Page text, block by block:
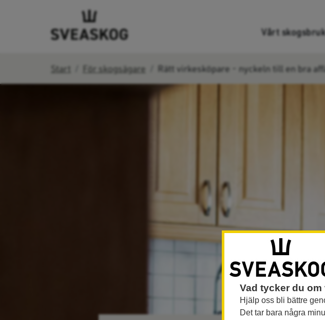
Vårt skogsbruk
Start För skogsägare Rätt virkesköpare - nyckeln till en bra
Vad tycker du
Hjälp oss bli bättre
Det tar bara några